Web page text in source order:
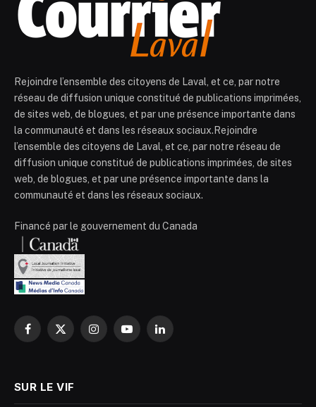
Rejoindre l’ensemble des citoyens de Laval, et ce, par notre
réseau de diffusion unique constitué de publications imprimées,
de sites web, de blogues, et par une présence importante dans
la communauté et dans les réseaux sociaux.Rejoindre
l’ensemble des citoyens de Laval, et ce, par notre réseau de
diffusion unique constitué de publications imprimées, de sites
web, de blogues, et par une présence importante dans la
communauté et dans les réseaux sociaux.
Financé par le gouvernement du Canada
Facebook
X
InstagramYouTubeLinkedIn
SUR LE VIF